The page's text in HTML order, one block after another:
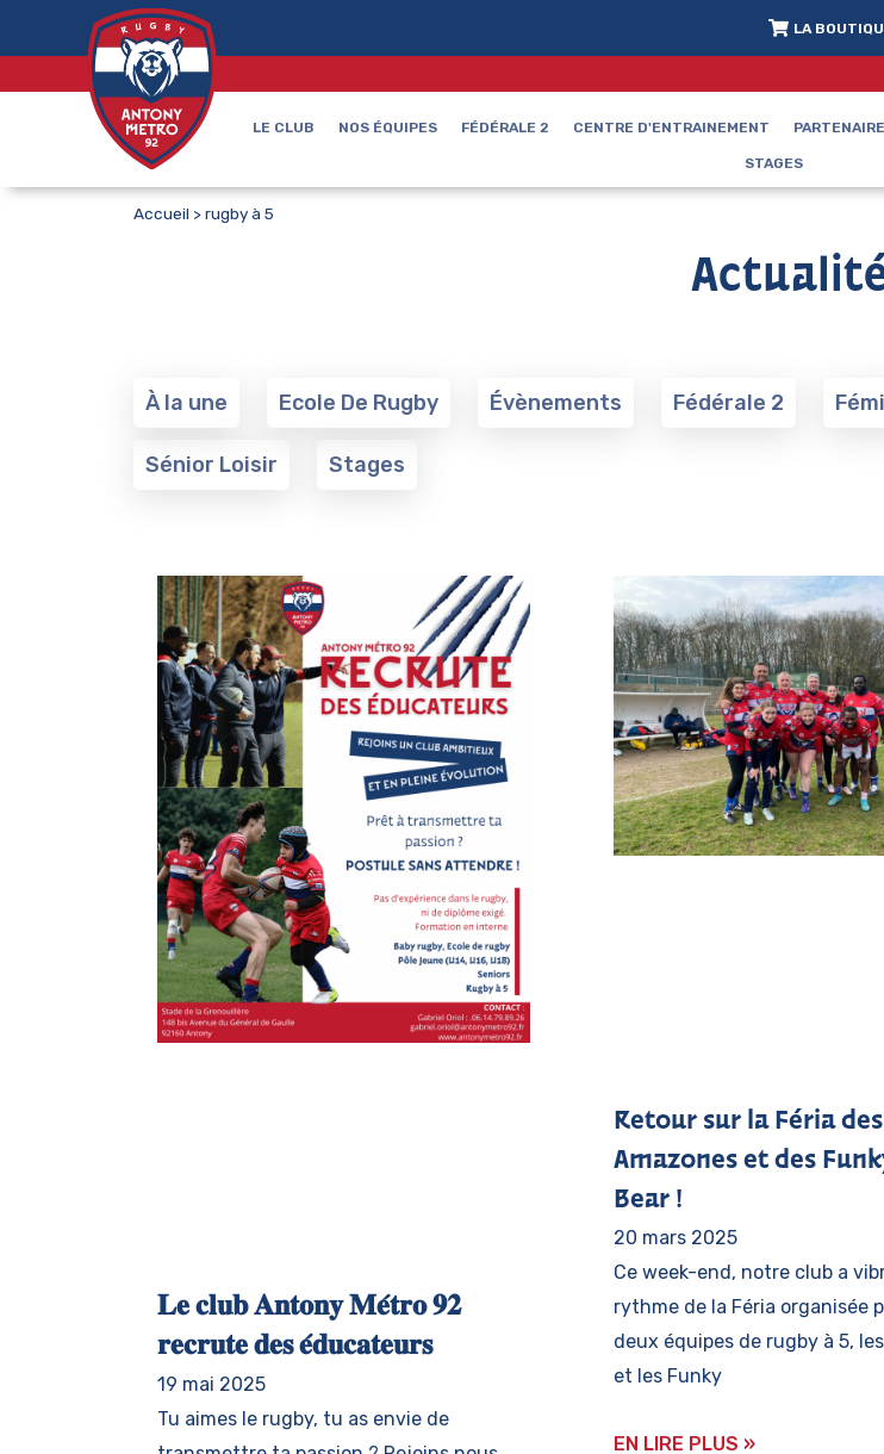
LA
LE CLUB NOS ÉQUIPES FÉDÉRALE 2 CENTRE D'ENTRAINEMENT
STAGES
Accueil >rugby à 5
À la une Ecole De Rugby Évènements Fédérale 2
Sénior Loisir Stages
𝐋𝐞 𝐜𝐥𝐮𝐛 𝐀𝐧𝐭𝐨𝐧𝐲 𝐌𝐞́𝐭𝐫𝐨 𝟗𝟐
𝐫𝐞𝐜𝐫𝐮𝐭𝐞 𝐝𝐞𝐬 𝐞́𝐝𝐮𝐜𝐚𝐭𝐞𝐮𝐫𝐬
19 mai 2025
Tu aimes le rugby, tu as envie de
Retour sur la Féria des
Amazones et des
Bear !
20 mars 2025
Ce week-end, notre club a
rythme de la Féria organisée
deux équipes de rugby à 5,
et les Funky
EN LIRE PLUS »